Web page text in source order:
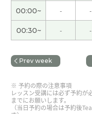
谢谢老师总是鼓励
下次见吧。
( 男性 )
辛苦了。好好享受假
いつも楽しく授業
00:00~ - -
00:30~ - -
Prev week
予約の際の注意事項
レッスン受講には必ず予約が
までにお願いします。
（当日予約の場合は予約後